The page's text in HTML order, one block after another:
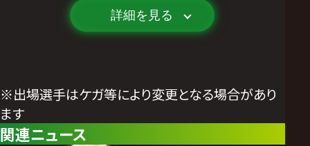
詳細を見る
※出場選手はケガ等により変更となる場合があり
ます
関連ニュース